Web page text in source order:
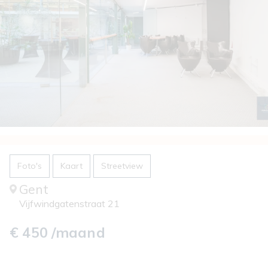
Gent
Vijfwindgatenstraat 21
€ 450 /maand
Foto's Kaart Streetview